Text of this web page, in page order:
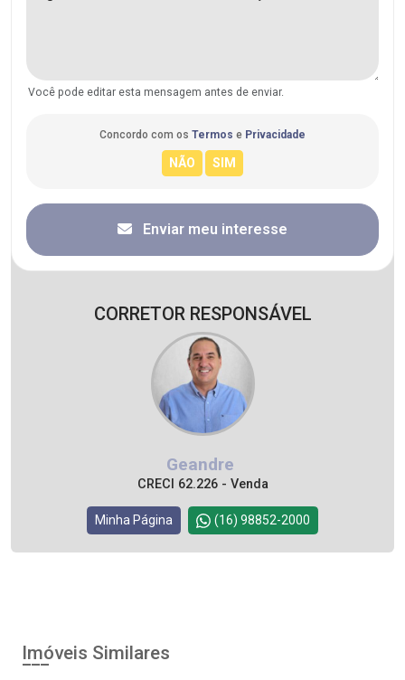
Você pode editar esta mensagem antes de enviar.
Concordo com os Termos e Privacidade
Enviar meu interesse
CORRETOR RESPONSÁVEL
Geandre
CRECI 62.226 - Venda
Minha Página (16) 98852-2000
Imóveis Similares